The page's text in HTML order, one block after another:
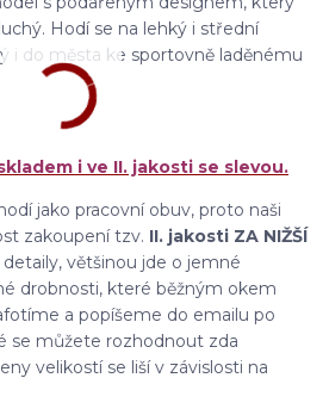
Hodí se na lehký i střední
i do města ke sportovně laděnému
i ve II. jakosti se slevou.
jako pracovní obuv, proto naši
zakoupení tzv. II. jakosti ZA NIŽŠÍ
většinou jde o jemné
drobnosti, které běžným okem
a popíšeme do emailu po
se můžete rozhodnout zda
velikostí se liší v závislosti na